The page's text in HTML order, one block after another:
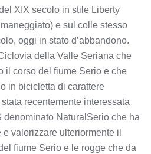
XIX secolo in stile Liberty
e sul colle stesso
oggi in stato d’abbandono.
della Valle Seriana che
il corso del fiume Serio e che
in bicicletta di carattere
recentemente interessata
denominato NaturalSerio che ha
e valorizzare ulteriormente il
fiume Serio e le rogge che da